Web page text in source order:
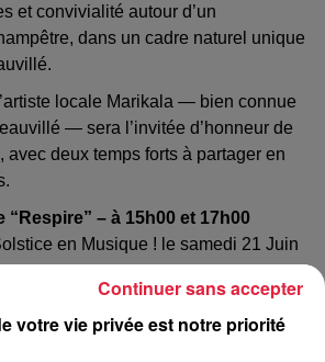
et convivialité autour d’un
dans un cadre naturel unique
locale Marikala — bien connue
— sera l’invitée d’honneur de
avec deux temps forts à partager en
“Respire” – à 15h00 et 17h00
en Musique ! le samedi 21 Juin
poétique de Faë,
de ses cheveux… curieuse, Faë lui
votre vie privée est notre priorité
Continuer sans accepter